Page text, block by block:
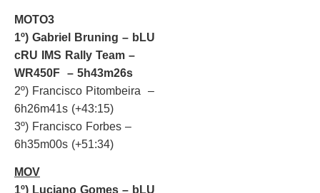
MOTO3
1º) Gabriel Bruning – bLU
cRU IMS Rally Team –
WR450F – 5h43m26s
2º) Francisco Pitombeira –
6h26m41s (+43:15)
3º) Francisco Forbes –
6h35m00s (+51:34)
MOV
1º) Luciano Gomes – bLU